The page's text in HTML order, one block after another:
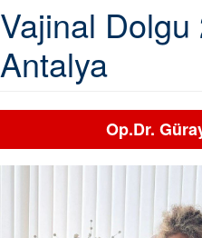
Vajinal Dolgu
Antalya
Op.Dr.